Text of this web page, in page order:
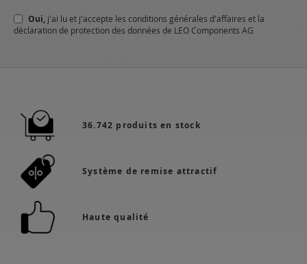
:
Oui, j'ai lu et j'accepte les conditions générales d'affaires et la
déclaration de protection des données de LEO Components AG
36.742 produits en stock
Système de remise attractif
Haute qualité